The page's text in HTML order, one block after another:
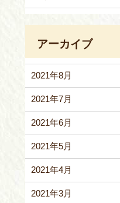
アーカイブ
2021年8月
2021年7月
2021年6月
2021年5月
2021年4月
2021年3月